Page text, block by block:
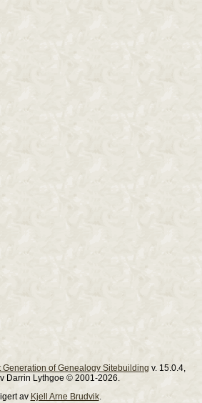
Generation of Genealogy Sitebuilding v. 15.0.4,
Darrin Lythgoe © 2001-2026.
av Kjell Arne Brudvik.